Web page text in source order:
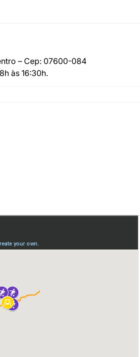
– Cep: 07600-084
às 16:30h.